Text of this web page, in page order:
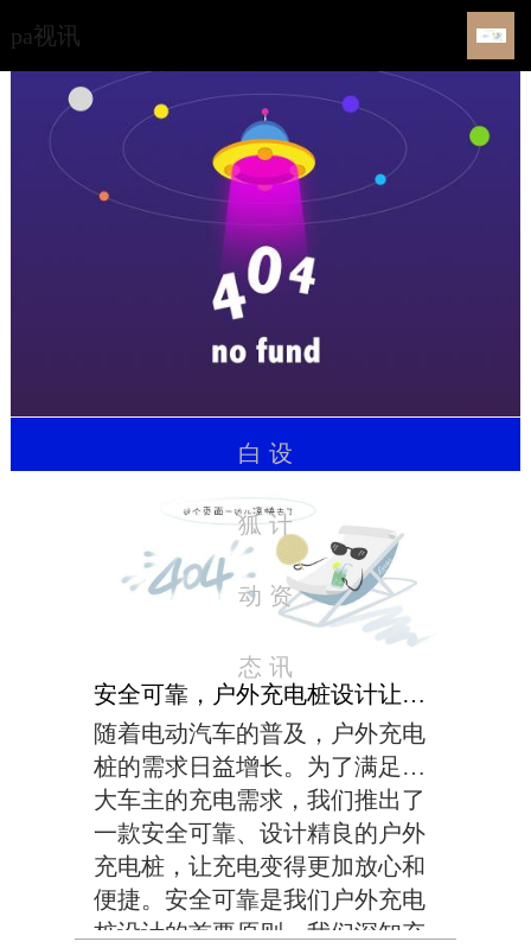
pa视讯
白
狐
动
态
设
计
资
讯
安全可靠，户外充电桩设计让充电更放心！
随着电动汽车的普及，户外充电
桩的需求日益增长。为了满足广
大车主的充电需求，我们推出了
一款安全可靠、设计精良的户外
充电桩，让充电变得更加放心和
便捷。安全可靠是我们户外充电
桩设计的首要原则。我们深知充